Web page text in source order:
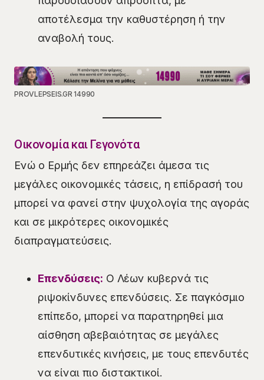
αποτέλεσμα την καθυστέρηση ή την
αναβολή τους.
PROVLEPSEIS.GR 14990
Οικονομία και Γεγονότα
Ενώ ο Ερμής δεν επηρεάζει άμεσα τις
μεγάλες οικονομικές τάσεις, η επίδρασή του
μπορεί να φανεί στην ψυχολογία της αγοράς
και σε μικρότερες οικονομικές
διαπραγματεύσεις.
Επενδύσεις: Ο Λέων κυβερνά τις
ριψοκίνδυνες επενδύσεις. Σε παγκόσμιο
επίπεδο, μπορεί να παρατηρηθεί μια
αίσθηση αβεβαιότητας σε μεγάλες
επενδυτικές κινήσεις, με τους επενδυτές
να είναι πιο διστακτικοί.